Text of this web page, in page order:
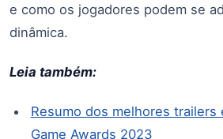
e como os jogadores podem se
dinâmica.
Leia também:
Resumo dos melhores trailers
Game Awards 2023